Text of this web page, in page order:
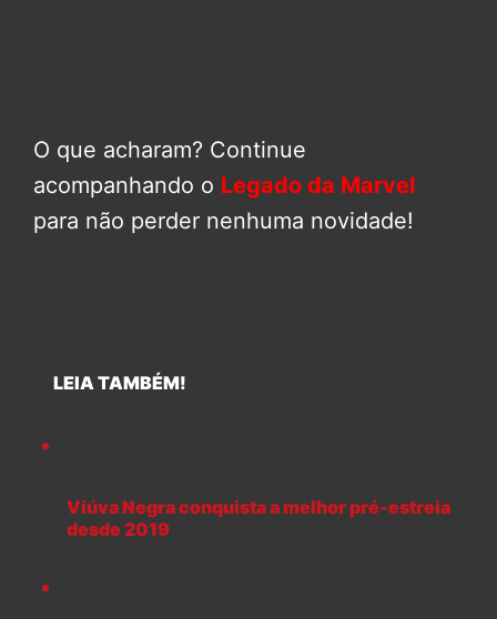
O que acharam? Continue
acompanhando o Legado da Marvel
para não perder nenhuma novidade!
LEIA TAMBÉM!
Viúva Negra conquista a melhor pré-estreia
desde 2019